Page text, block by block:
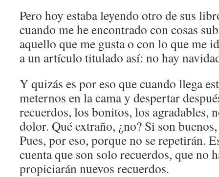
Pero hoy estaba leyendo otro de sus
cuando me he encontrado con cosas
aquello que me gusta o con lo que me
a un artículo titulado así: no hay
Y quizás es por eso que cuando llega
meternos en la cama y despertar
recuerdos, los bonitos, los agradables,
dolor. Qué extraño, ¿no? Si son
Pues, por eso, porque no se repetirán.
cuenta que son solo recuerdos, que no
propiciarán nuevos recuerdos.